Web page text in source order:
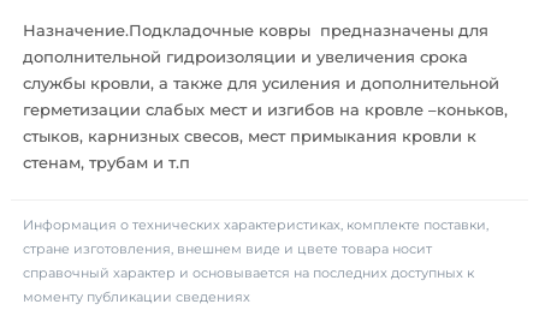
Назначение.Подкладочные ковры предназначены для
дополнительной гидроизоляции и увеличения срока
службы кровли, а также для усиления и дополнительной
герметизации слабых мест и изгибов на кровле –коньков,
стыков, карнизных свесов, мест примыкания кровли к
стенам, трубам и т.п
Информация о технических характеристиках, комплекте поставки,
стране изготовления, внешнем виде и цвете товара носит
справочный характер и основывается на последних доступных к
моменту публикации сведениях